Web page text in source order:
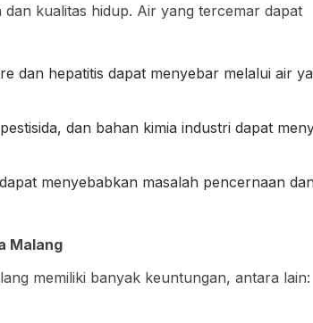
kualitas hidup. Air yang tercemar dapat
dan hepatitis dapat menyebar melalui air
dan bahan kimia industri dapat
menyebabkan masalah pencernaan dan
Malang
memiliki banyak keuntungan, antara lain: